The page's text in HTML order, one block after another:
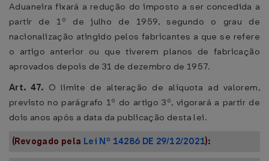
Aduaneira fixará a redução do imposto a ser concedida a
partir de 1º de julho de 1959, segundo o grau de
nacionalização atingido pelos fabricantes a que se refere
o artigo anterior ou que tiverem planos de fabricação
aprovados depois de 31 de dezembro de 1957.
Art. 47. O limite de alteração de alíquota ad valorem,
previsto no parágrafo 1º do artigo 3º, vigorará a partir de
dois anos após a data da publicação desta lei.
(Revogado pela Lei Nº 14286 DE 29/12/2021):